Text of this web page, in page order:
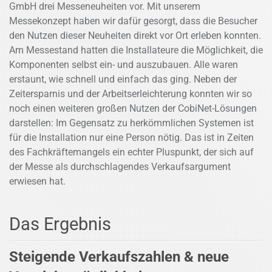
GmbH drei Messeneuheiten vor. Mit unserem
Messekonzept haben wir dafür gesorgt, dass die Besucher
den Nutzen dieser Neuheiten direkt vor Ort erleben konnten.
Am Messestand hatten die Installateure die Möglichkeit, die
Komponenten selbst ein- und auszubauen. Alle waren
erstaunt, wie schnell und einfach das ging. Neben der
Zeitersparnis und der Arbeitserleichterung konnten wir so
noch einen weiteren großen Nutzen der CobiNet-Lösungen
darstellen: Im Gegensatz zu herkömmlichen Systemen ist
für die Installation nur eine Person nötig. Das ist in Zeiten
des Fachkräftemangels ein echter Pluspunkt, der sich auf
der Messe als durchschlagendes Verkaufsargument
erwiesen hat.
Das Ergebnis
Steigende Verkaufszahlen & neue